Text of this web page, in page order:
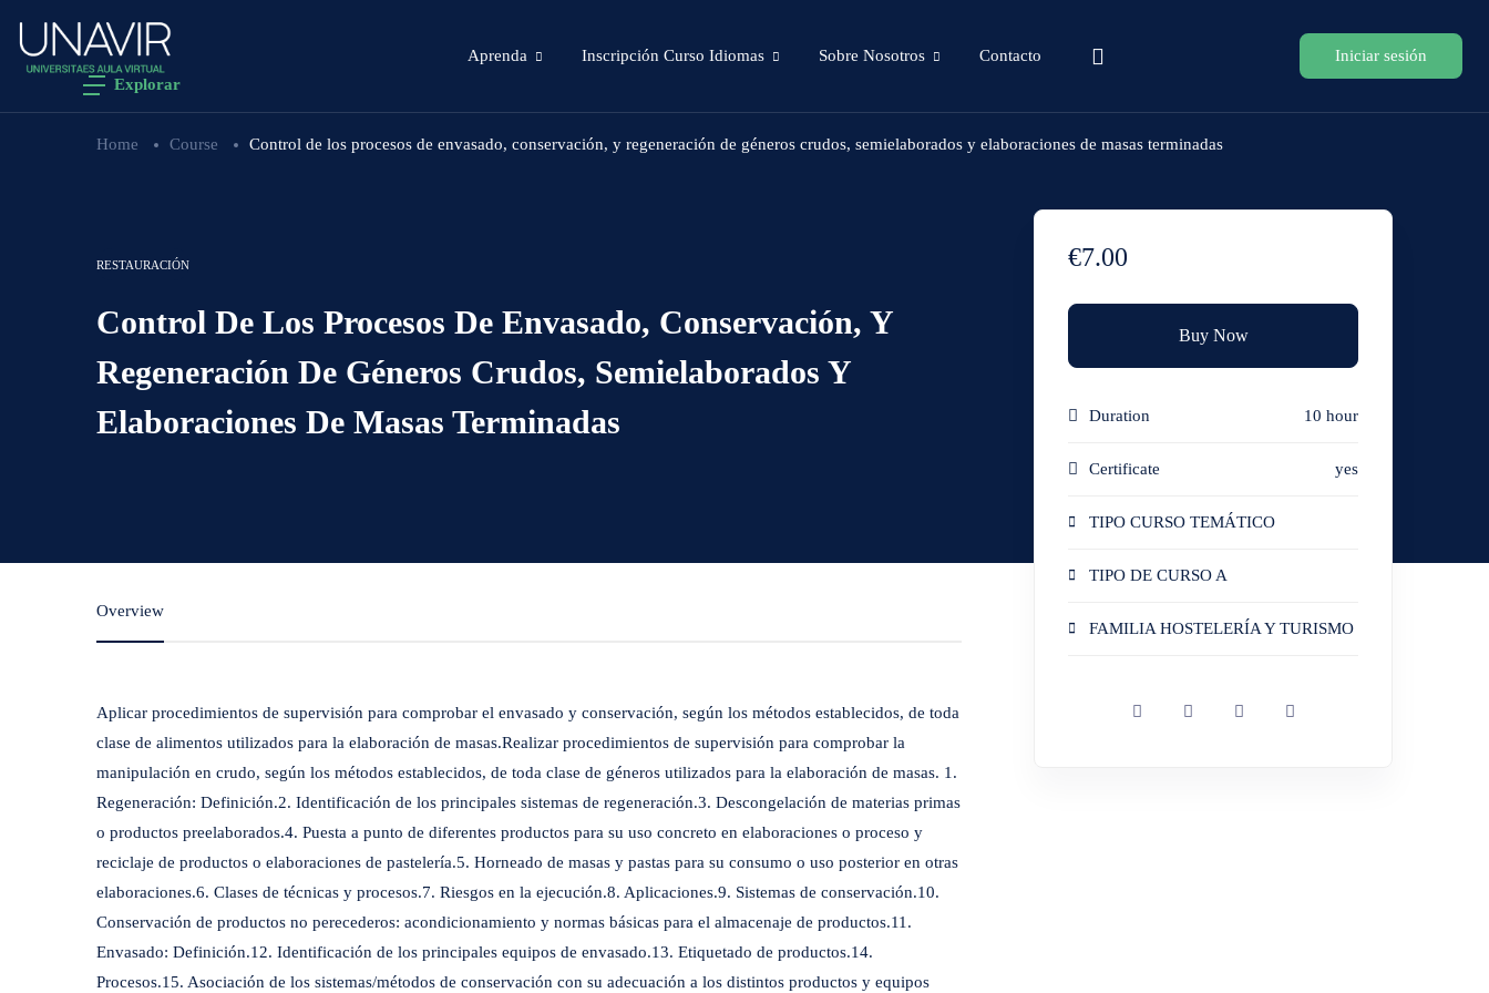
Explorar
Aprenda Inscripción Curso Idiomas Sobre Nosotros Contacto Iniciar sesión
Home Course Control de los procesos de envasado, conservación, y regeneración de géneros crudos, semielaborados y elaboraciones de masas terminadas
RESTAURACIÓN
Control De Los Procesos De Envasado, Conservación, Y
Regeneración De Géneros Crudos, Semielaborados Y
Elaboraciones De Masas Terminadas
Overview
Aplicar procedimientos de supervisión para comprobar el envasado y conservación, según los métodos establecidos, de toda
clase de alimentos utilizados para la elaboración de masas.Realizar procedimientos de supervisión para comprobar la
manipulación en crudo, según los métodos establecidos, de toda clase de géneros utilizados para la elaboración de masas. 1.
Regeneración: Definición.2. Identificación de los principales sistemas de regeneración.3. Descongelación de materias primas
o productos preelaborados.4. Puesta a punto de diferentes productos para su uso concreto en elaboraciones o proceso y
reciclaje de productos o elaboraciones de pastelería.5. Horneado de masas y pastas para su consumo o uso posterior en otras
elaboraciones.6. Clases de técnicas y procesos.7. Riesgos en la ejecución.8. Aplicaciones.9. Sistemas de conservación.10.
Conservación de productos no perecederos: acondicionamiento y normas básicas para el almacenaje de productos.11.
Envasado: Definición.12. Identificación de los principales equipos de envasado.13. Etiquetado de productos.14.
Procesos.15. Asociación de los sistemas/métodos de conservación con su adecuación a los distintos productos y equipos
€7.00
Buy Now
Duration 10 hour
Certificate yes
TIPO CURSO TEMÁTICO
TIPO DE CURSO A
FAMILIA HOSTELERÍA Y TURISMO